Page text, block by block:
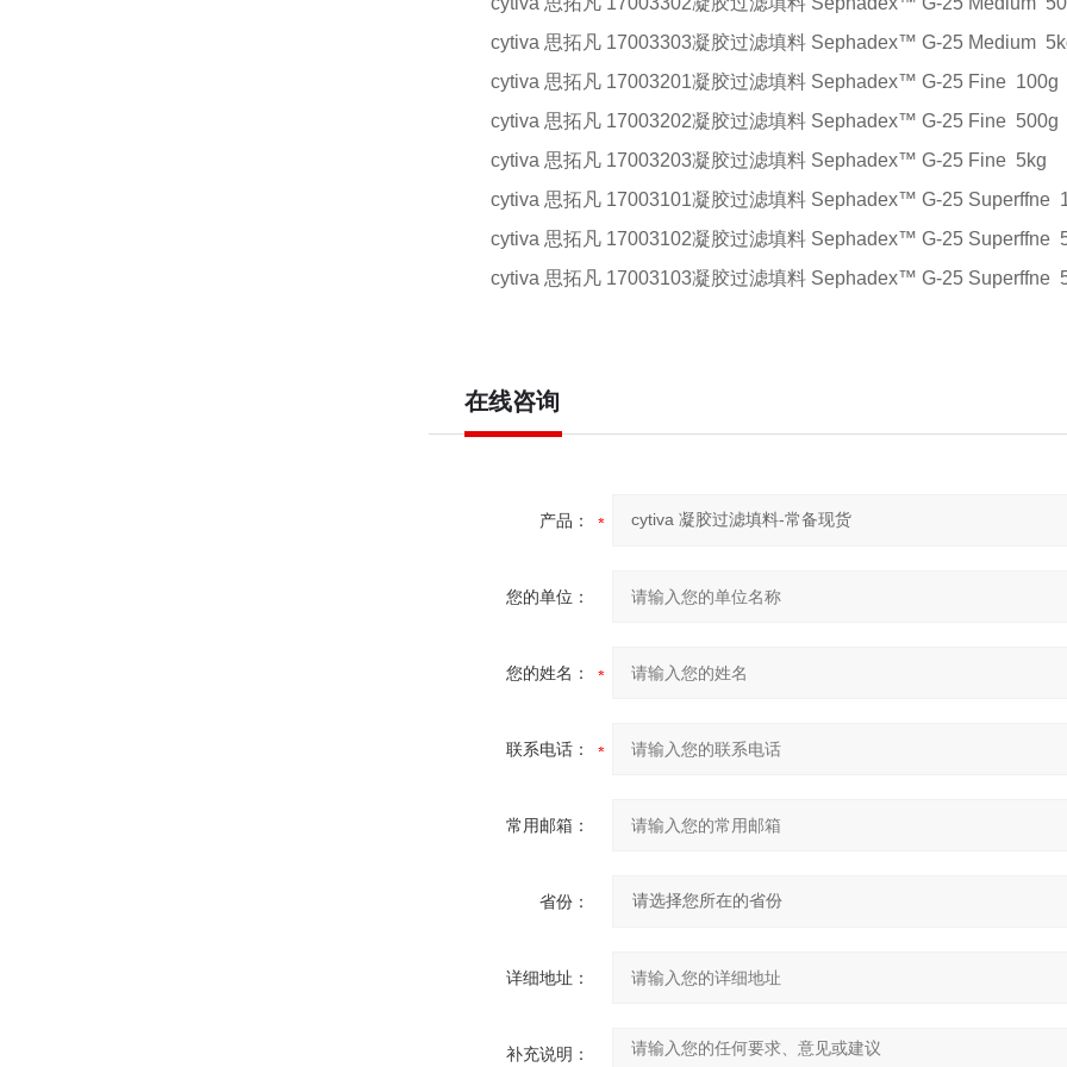
cytiva 思拓凡 17003303凝胶过滤填料 Sephadex™ G-25 Medium
cytiva 思拓凡 17003201凝胶过滤填料 Sephadex™ G-25 Fine 100g
cytiva 思拓凡 17003202凝胶过滤填料 Sephadex™ G-25 Fine 500g
cytiva 思拓凡 17003203凝胶过滤填料 Sephadex™ G-25 Fine 5kg
cytiva 思拓凡 17003101凝胶过滤填料 Sephadex™ G-25 Superffne
cytiva 思拓凡 17003102凝胶过滤填料 Sephadex™ G-25 Superffne
cytiva 思拓凡 17003103凝胶过滤填料 Sephadex™ G-25 Superffne
在线咨询
产品：
您的单位：
您的姓名：
联系电话：
常用邮箱：
省份：
详细地址：
补充说明：